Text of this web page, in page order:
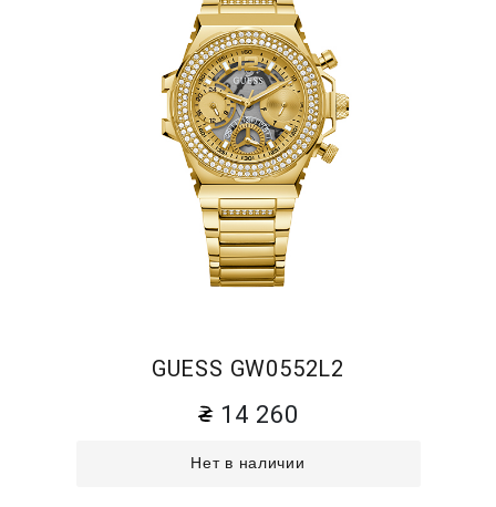
GUESS GW0552L2
14 260
Нет в наличии